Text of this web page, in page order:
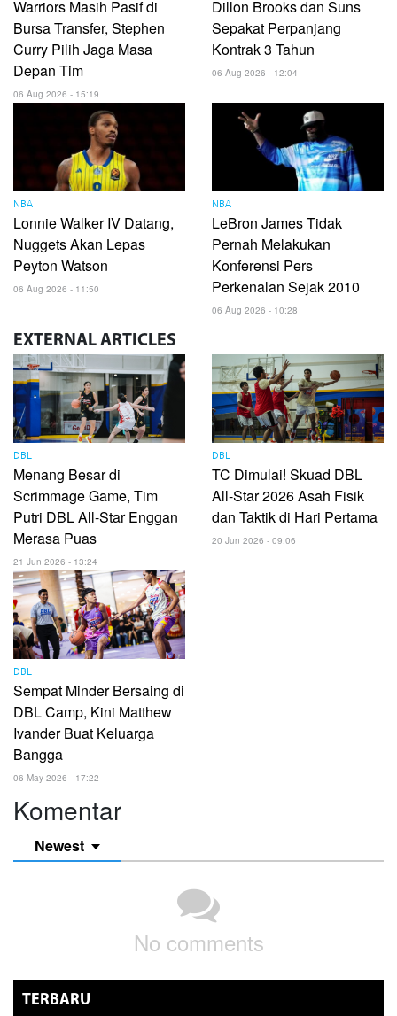
Warriors Masih Pasif di
Bursa Transfer, Stephen
Curry Pilih Jaga Masa
Depan Tim
06 Aug 2026 - 15:19
Dillon Brooks dan Suns
Sepakat Perpanjang
Kontrak 3 Tahun
06 Aug 2026 - 12:04
NBA
Lonnie Walker IV Datang,
Nuggets Akan Lepas
Peyton Watson
06 Aug 2026 - 11:50
NBA
LeBron James Tidak
Pernah Melakukan
Konferensi Pers
Perkenalan Sejak 2010
06 Aug 2026 - 10:28
EXTERNAL ARTICLES
DBL
Menang Besar di
Scrimmage Game, Tim
Putri DBL All-Star Enggan
Merasa Puas
21 Jun 2026 - 13:24
DBL
TC Dimulai! Skuad DBL
All-Star 2026 Asah Fisik
dan Taktik di Hari Pertama
20 Jun 2026 - 09:06
DBL
Sempat Minder Bersaing di
DBL Camp, Kini Matthew
Ivander Buat Keluarga
Bangga
06 May 2026 - 17:22
Komentar
Newest
No comments
TERBARU